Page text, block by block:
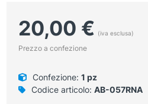
20,00 € (iva esclusa)
Prezzo a confezione
Confezione: 1 pz
Codice articolo: AB-057RNA